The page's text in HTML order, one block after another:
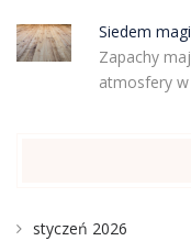
Siedem
Zapachy
atmosfery
styczeń 2026